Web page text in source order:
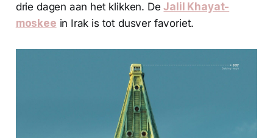
drie dagen aan het klikken. DeJalil Khayat-
moskee in Irak is tot dusver favoriet.